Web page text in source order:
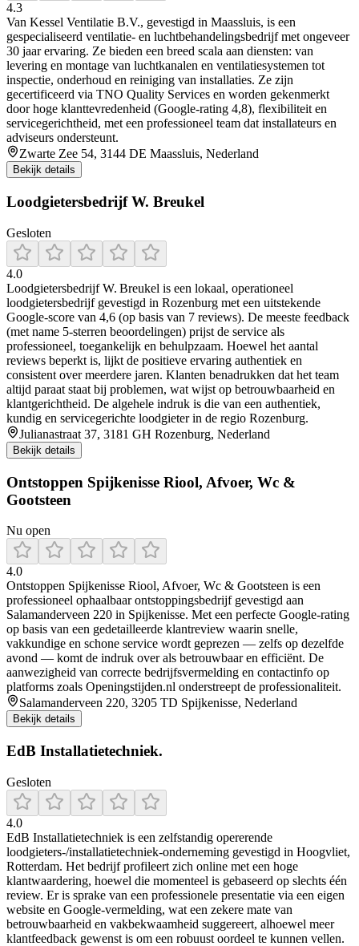
4.3
Van Kessel Ventilatie B.V., gevestigd in Maassluis, is een
gespecialiseerd ventilatie- en luchtbehandelingsbedrijf met ongeveer
30 jaar ervaring. Ze bieden een breed scala aan diensten: van
levering en montage van luchtkanalen en ventilatiesystemen tot
inspectie, onderhoud en reiniging van installaties. Ze zijn
gecertificeerd via TNO Quality Services en worden gekenmerkt
door hoge klanttevredenheid (Google-rating 4,8), flexibiliteit en
servicegerichtheid, met een professioneel team dat installateurs en
adviseurs ondersteunt.
Zwarte Zee 54, 3144 DE Maassluis, Nederland
Bekijk details
Loodgietersbedrijf W. Breukel
Gesloten
4.0
Loodgietersbedrijf W. Breukel is een lokaal, operationeel
loodgietersbedrijf gevestigd in Rozenburg met een uitstekende
Google-score van 4,6 (op basis van 7 reviews). De meeste feedback
(met name 5-sterren beoordelingen) prijst de service als
professioneel, toegankelijk en behulpzaam. Hoewel het aantal
reviews beperkt is, lijkt de positieve ervaring authentiek en
consistent over meerdere jaren. Klanten benadrukken dat het team
altijd paraat staat bij problemen, wat wijst op betrouwbaarheid en
klantgerichtheid. De algehele indruk is die van een authentiek,
kundig en servicegerichte loodgieter in de regio Rozenburg.
Julianastraat 37, 3181 GH Rozenburg, Nederland
Bekijk details
Ontstoppen Spijkenisse Riool, Afvoer, Wc &
Gootsteen
Nu open
4.0
Ontstoppen Spijkenisse Riool, Afvoer, Wc & Gootsteen is een
professioneel ophaalbaar ontstoppingsbedrijf gevestigd aan
Salamanderveen 220 in Spijkenisse. Met een perfecte Google‑rating
op basis van een gedetailleerde klantreview waarin snelle,
vakkundige en schone service wordt geprezen — zelfs op dezelfde
avond — komt de indruk over als betrouwbaar en efficiënt. De
aanwezigheid van correcte bedrijfsvermelding en contactinfo op
platforms zoals Openingstijden.nl onderstreept de professionaliteit.
Salamanderveen 220, 3205 TD Spijkenisse, Nederland
Bekijk details
EdB Installatietechniek.
Gesloten
4.0
EdB Installatietechniek is een zelfstandig opererende
loodgieters‑/installatietechniek‑onderneming gevestigd in Hoogvliet,
Rotterdam. Het bedrijf profileert zich online met een hoge
klantwaardering, hoewel die momenteel is gebaseerd op slechts één
review. Er is sprake van een professionele presentatie via een eigen
website en Google‑vermelding, wat een zekere mate van
betrouwbaarheid en vakbekwaamheid suggereert, alhoewel meer
klantfeedback gewenst is om een robuust oordeel te kunnen vellen.